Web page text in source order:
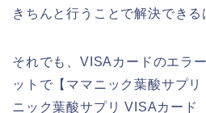
きちんと行うことで解決できる
それでも、VISAカードのエラ
ットで【ママニック葉酸サプ
ニック葉酸サプリ VISAカー